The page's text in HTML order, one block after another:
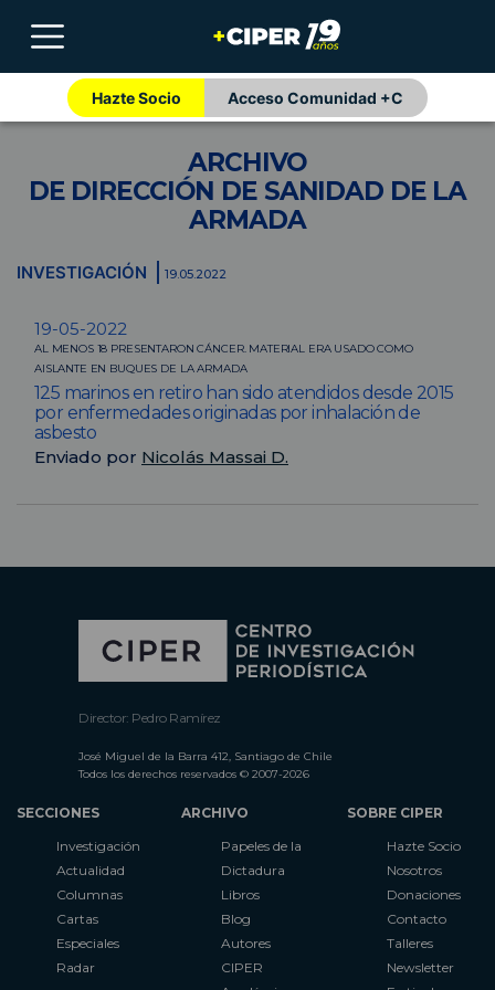
Hazte Socio Acceso Comunidad +C
ARCHIVO
DE DIRECCIÓN DE SANIDAD DE LA
ARMADA
INVESTIGACIÓN 19.05.2022
19-05-2022
AL MENOS 18 PRESENTARON CÁNCER. MATERIAL ERA USADO COMO
AISLANTE EN BUQUES DE LA ARMADA
125 marinos en retiro han sido atendidos desde 2015
por enfermedades originadas por inhalación de
asbesto
Enviado por Nicolás Massai D.
Director: Pedro Ramírez
José Miguel de la Barra 412, Santiago de Chile
Todos los derechos reservados © 2007-2026
SECCIONES
Investigación
Actualidad
Columnas
Cartas
Especiales
Radar
ARCHIVO
Papeles de la
Dictadura
Libros
Blog
Autores
CIPER
SOBRE CIPER
Hazte Socio
Nosotros
Donaciones
Contacto
Talleres
Newsletter